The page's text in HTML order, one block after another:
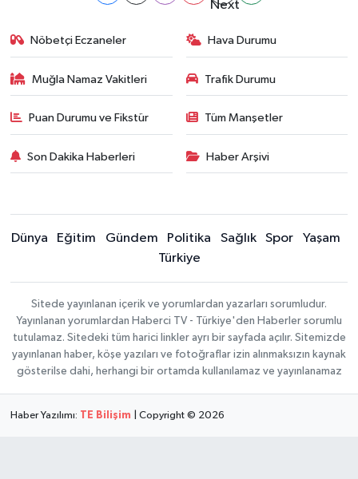
Nöbetçi Eczaneler Hava Durumu
Muğla Namaz Vakitleri Trafik Durumu
Puan Durumu ve Fikstür Tüm Manşetler
Son Dakika Haberleri Haber Arşivi
Dünya Eğitim Gündem Politika Sağlık Spor
Yaşam
Türkiye
Sitede yayınlanan içerik ve yorumlardan yazarları sorumludur.
Yayınlanan yorumlardan Haberci TV - Türkiye'den Haberler sorumlu
tutulamaz. Sitedeki tüm harici linkler ayrı bir sayfada açılır. Sitemizde
yayınlanan haber, köşe yazıları ve fotoğraflar izin alınmaksızın kaynak
gösterilse dahi, herhangi bir ortamda kullanılamaz ve yayınlanamaz
Haber Yazılımı: TE Bilişim | Copyright © 2026